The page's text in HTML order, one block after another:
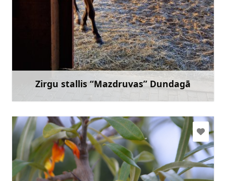
Zirgu stallis “Mazdruvas” Dundagā
fagrokristi@inbox.lv
+371 29406900
Uzzināt vairāk